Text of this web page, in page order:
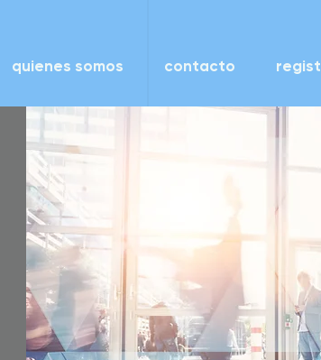
quienes somos contacto